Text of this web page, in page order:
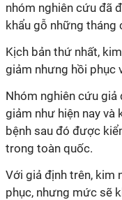
nhóm nghiên cứu đã
khẩu gỗ những tháng
Kịch bản thứ nhất,
giảm nhưng hồi phục
Nhóm nghiên cứu
giảm như hiện nay và
bệnh sau đó được
trong toàn quốc.
Với giả định trên, kim
phục, nhưng mức sẽ